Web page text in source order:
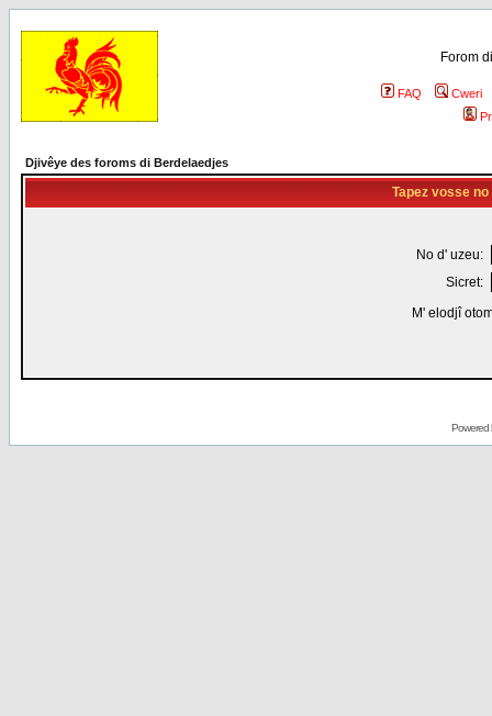
Forom
FAQ
Cweri
Djivêye des foroms di Berdelaedjes
Tapez vosse
No d' uzeu:
Sicret:
M' elodjî
Powered